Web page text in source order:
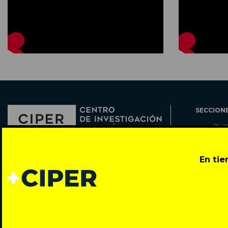
En
Todos los derechos reservados © 2007-2026